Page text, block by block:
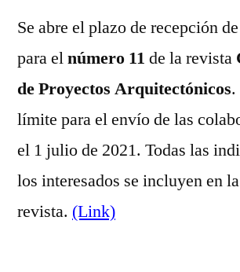
Se abre el plazo de recepción
para elnúmero 11 de la revista
de Proyectos Arquitectónicos
límite para el envío de las
el 1 julio de 2021. Todas las
los interesados se incluyen en
revista. (Link)